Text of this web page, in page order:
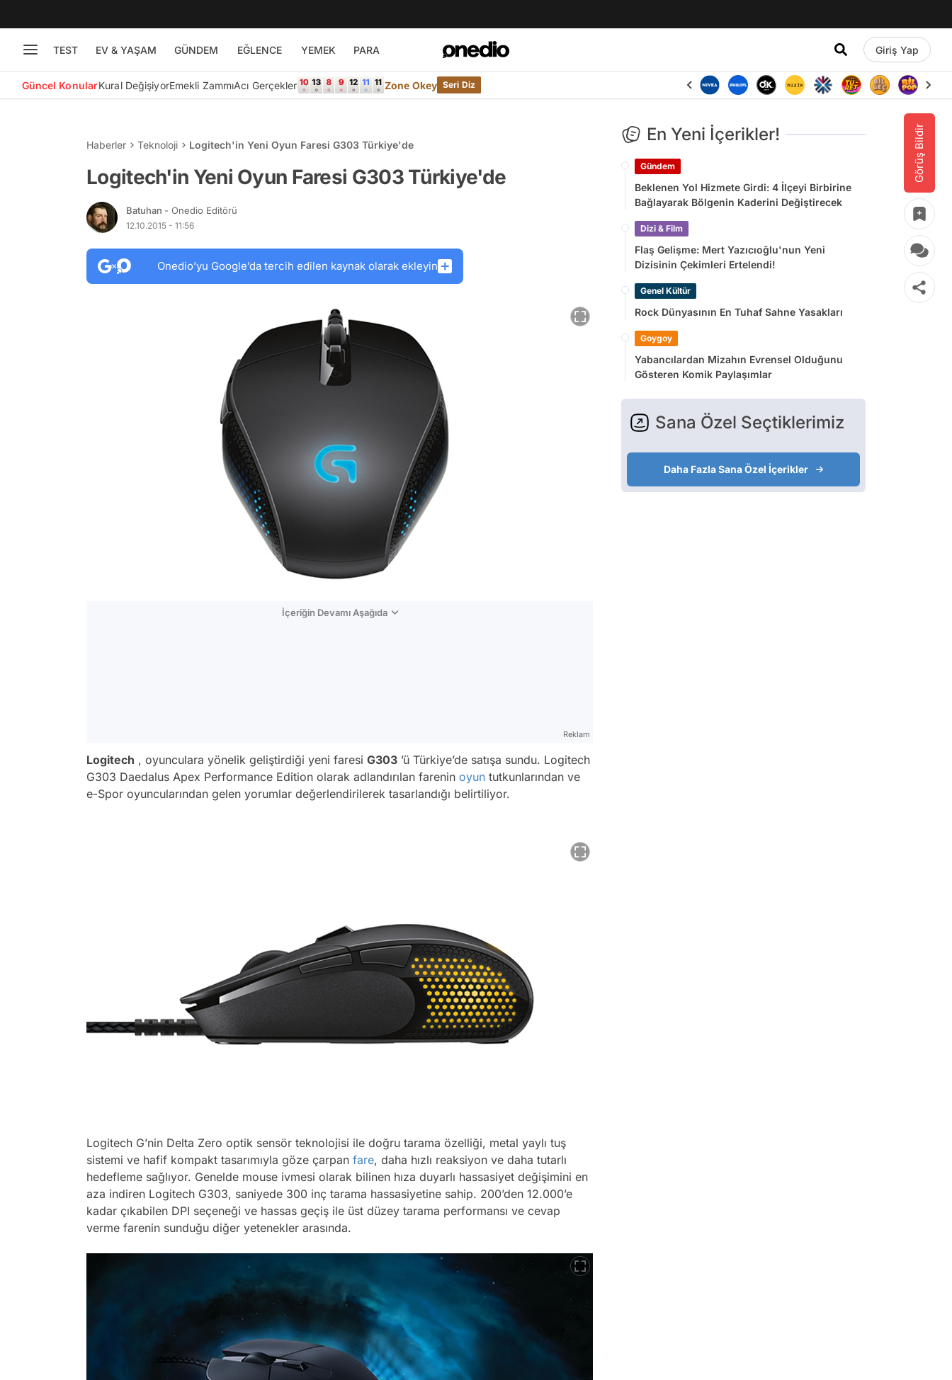
TEST EV & YAŞAM GÜNDEM EĞLENCE YEMEK PARA Giriş Yap
Güncel KonularKural DeğişiyorEmekli ZammıAcı Gerçekler Zone Okey Seri Diz
Görüş Bildir
Haberler Teknoloji Logitech'in Yeni Oyun Faresi G303 Türkiye'de
Logitech'in Yeni Oyun Faresi G303 Türkiye'de
Batuhan - Onedio Editörü
12.10.2015 - 11:56
Onedio’yu Google’da tercih edilen kaynak olarak ekleyin
İçeriğin Devamı Aşağıda
Reklam
Logitech , oyunculara yönelik geliştirdiği yeni faresi G303 ’ü Türkiye’de satışa sundu. Logitech
G303 Daedalus Apex Performance Edition olarak adlandırılan farenin oyun tutkunlarından ve
e-Spor oyuncularından gelen yorumlar değerlendirilerek tasarlandığı belirtiliyor.
Logitech G’nin Delta Zero optik sensör teknolojisi ile doğru tarama özelliği, metal yaylı tuş
sistemi ve hafif kompakt tasarımıyla göze çarpan fare, daha hızlı reaksiyon ve daha tutarlı
hedefleme sağlıyor. Genelde mouse ivmesi olarak bilinen hıza duyarlı hassasiyet değişimini en
aza indiren Logitech G303, saniyede 300 inç tarama hassasiyetine sahip. 200’den 12.000’e
kadar çıkabilen DPI seçeneği ve hassas geçiş ile üst düzey tarama performansı ve cevap
verme farenin sunduğu diğer yetenekler arasında.
En Yeni İçerikler!
Gündem
Beklenen Yol Hizmete Girdi: 4 İlçeyi Birbirine
Bağlayarak Bölgenin Kaderini Değiştirecek
Dizi & Film
Flaş Gelişme: Mert Yazıcıoğlu'nun Yeni
Dizisinin Çekimleri Ertelendi!
Genel Kültür
Rock Dünyasının En Tuhaf Sahne Yasakları
Goygoy
Yabancılardan Mizahın Evrensel Olduğunu
Gösteren Komik Paylaşımlar
Sana Özel Seçtiklerimiz
Daha Fazla Sana Özel İçerikler